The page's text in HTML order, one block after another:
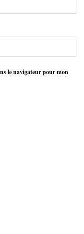
le navigateur pour mon